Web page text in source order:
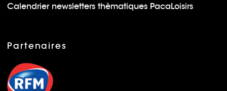
Calendrier newsletters thèmatiques PacaLoisirs
Partenaires